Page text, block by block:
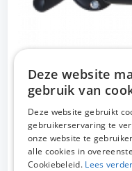
PR-90550
Wandmontage van
Deze website
gebruik van
Deze website gebruikt
gebruikerservaring te
onze website te
alle cookies in
Cookiebeleid. Lees verder